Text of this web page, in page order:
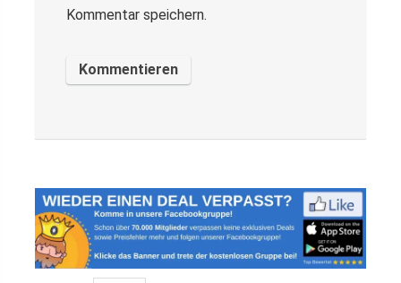
Kommentar speichern.